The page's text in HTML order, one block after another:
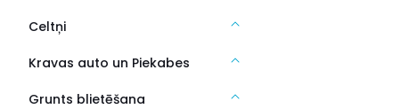
Celtņi
Kravas auto un Piekabes
Grunts blietēšana